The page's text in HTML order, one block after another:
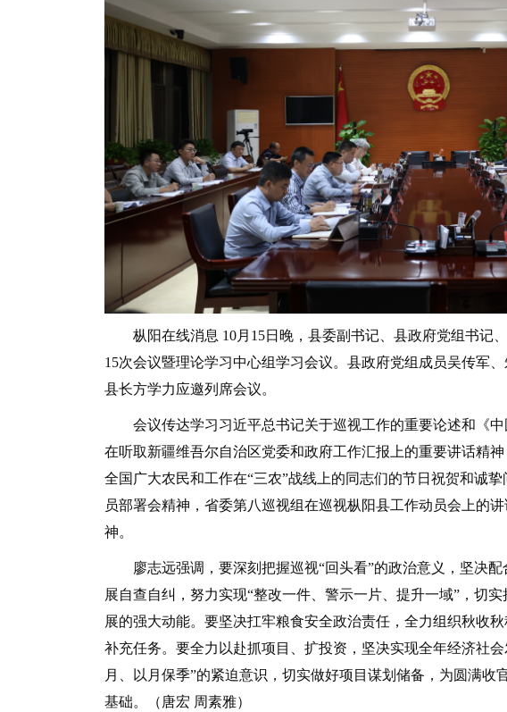
枞阳在线消息 10月15日晚，县委副书记、县政府党组书记
15次会议暨理论学习中心组学习会议。县政府党组成员吴传军
县长方学力应邀列席会议。
会议传达学习习近平总书记关于巡视工作的重要论述和《中
在听取新疆维吾尔自治区党委和政府工作汇报上的重要讲话精
全国广大农民和工作在“三农”战线上的同志们的节日祝贺和诚
员部署会精神，省委第八巡视组在巡视枞阳县工作动员会上的
神。
廖志远强调，要深刻把握巡视“回头看”的政治意义，坚决配
展自查自纠，努力实现“整改一件、警示一片、提升一域”，切
展的强大动能。要坚决扛牢粮食安全政治责任，全力组织秋收
补充任务。要全力以赴抓项目、扩投资，坚决实现全年经济社
月、以月保季”的紧迫意识，切实做好项目谋划储备，为圆满收
基础。（唐宏 周素雅）